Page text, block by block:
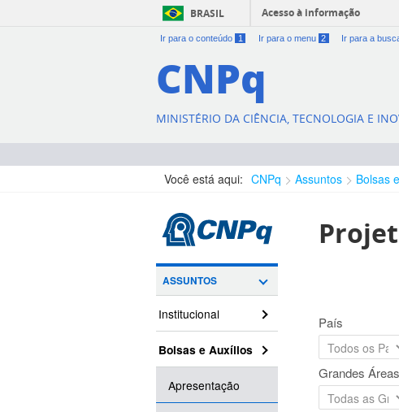
BRASIL Acesso à informação
Ir para o conteúdo 1 Ir para o menu 2 Ir para a
CNPq
MINISTÉRIO DA CIÊNCIA, TECNOLOGIA E
Você está aqui: CNPq Assuntos Bolsas
ASSUNTOS
Institucional
Bolsas e Auxílios
Apresentação
País
Grandes Áreas